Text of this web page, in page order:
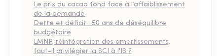
Le prix du cacao fond face à l’affaiblissement
de la demande
Dette et déficit : 50 ans de déséquilibre
budgétaire
LMNP, réintégration des amortissements,
faut-il privilégier la SCI à l'IS ?